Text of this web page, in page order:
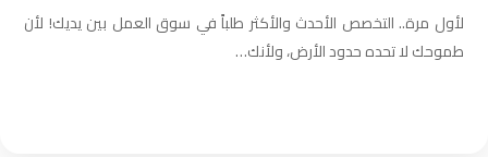
لأول مرة.. التخصص الأحدث والأكثر طلباً في سوق العمل بين يديك! ​لأن
طموحك لا تحده حدود الأرض، ولأنك…